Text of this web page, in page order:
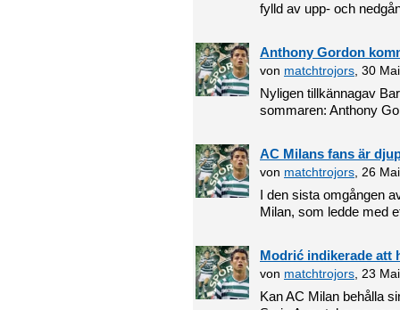
fylld av upp- och
Anthony Gordon
von matchtrojors , 30
Nyligen tillkännagav
sommaren: Anthony
AC Milans fans är
von matchtrojors , 26
I den sista omgången
Milan, som ledde med
Modrić indikerade att
von matchtrojors , 23
Kan AC Milan behålla